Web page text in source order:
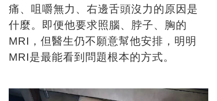
痛、咀嚼無力、右邊舌頭沒力的原因是
什麼。即便他要求照腦、脖子、胸的
MRI，但醫生仍不願意幫他安排，明明
MRI是最能看到問題根本的方式。